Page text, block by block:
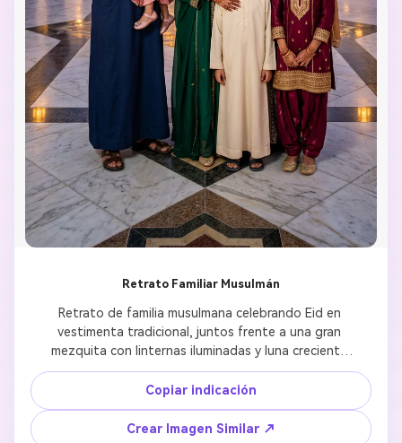
Retrato Familiar Musulmán
Retrato de familia musulmana celebrando Eid en
vestimenta tradicional, juntos frente a una gran
mezquita con linternas iluminadas y luna creciente
en el cielo, luz dorada cálida, ambiente alegre,
fotografía ultra realista
Copiar indicación
Crear Imagen Similar ↗